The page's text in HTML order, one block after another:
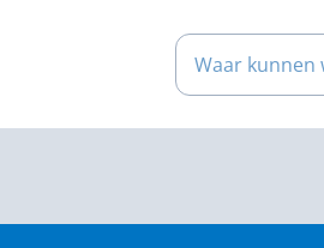
Waar kunnen